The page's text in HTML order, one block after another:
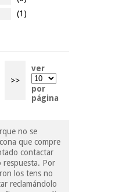
(1)
>>
ver
por
página
no se
que compre
contactar
Por
los tens no
reclamándolo